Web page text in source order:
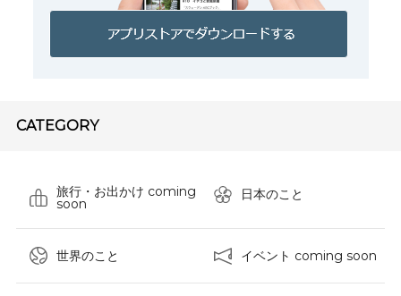
CATEGORY
旅行・お出かけ coming
soon
日本のこと
世界のこと イベント coming soon